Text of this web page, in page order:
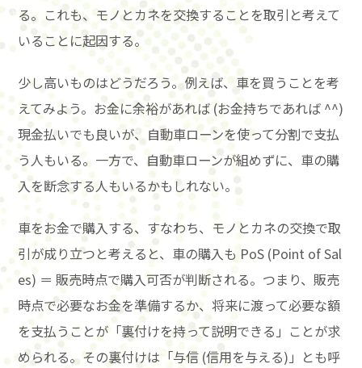
る。これも、モノとカネを交換することを取引と考えて
いることに起因する。
少し高いものはどうだろう。例えば、車を買うことを考
えてみよう。お金に余裕があれば (お金持ちであれば ^^)
現金払いでも良いが、自動車ローンを使って分割で支払
う人もいる。一方で、自動車ローンが組めずに、車の購
入を断念する人もいるかもしれない。
車をお金で購入する、すなわち、モノとカネの交換で取
引が成り立つと考えると、車の購入も PoS (Point of Sal
es) ＝ 販売時点で購入可否が判断される。つまり、販売
時点で必要なお金を準備するか、将来に渡って必要な額
を支払うことが「裏付けを持って説明できる」ことが求
められる。その裏付けは「与信 (信用を与える)」とも呼